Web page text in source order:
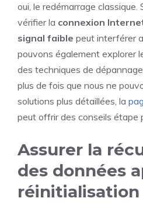
oui, le redémarrage classique.
vérifier la connexion
signal faible peut interférer
pouvons également explorer
des techniques de
plus de fois que nous ne
solutions plus détaillées, la
peut offrir des conseils étape
Assurer la
des données
réinitialisation